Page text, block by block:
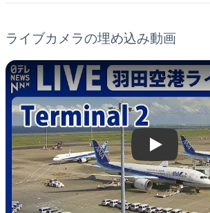
ライブカメラの埋め込み動画
Play